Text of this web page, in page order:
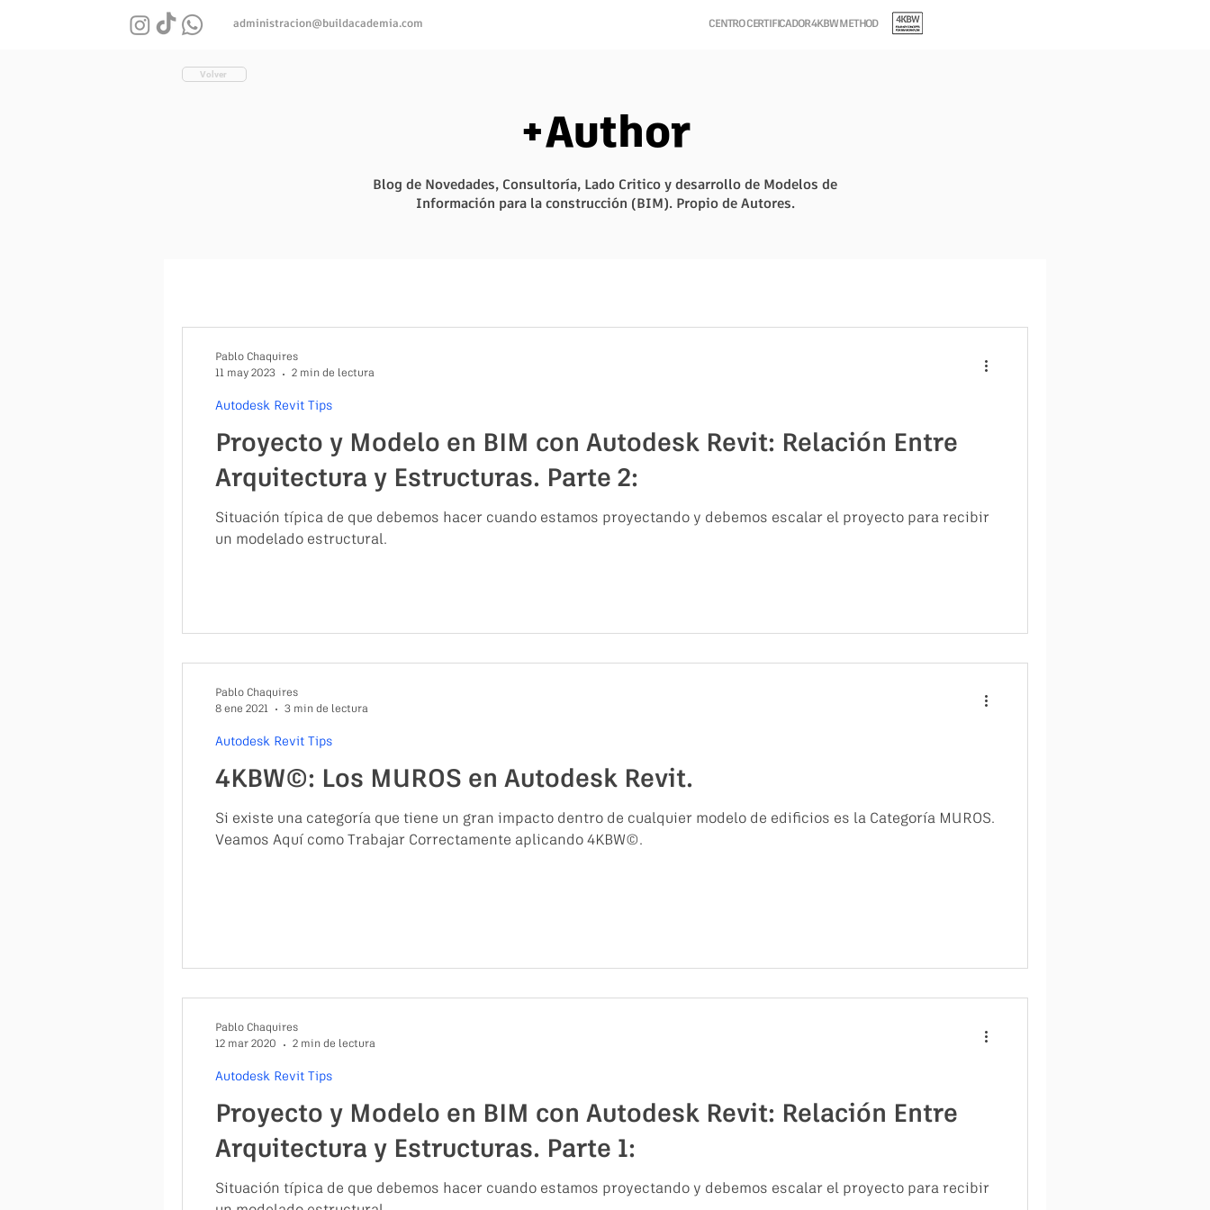
administracion@buildacademia.com CENTRO CERTIFICADOR 4KBW METHOD
Volver
+Author
Blog de Novedades, Consultoría, Lado Critico y desarrollo de Modelos de
Información para la construcción (BIM). Propio de Autores.
Proyecto y Modelo en BIM con Autodesk Revit: Relación Entre
Arquitectura y Estructuras. Parte 2:
Situación típica de que debemos hacer cuando estamos proyectando y debemos escalar el proyecto para recibir
un modelado estructural.
Autodesk Revit Tips
Pablo Chaquires
11 may 2023
2 min de lectura
4KBW©: Los MUROS en Autodesk Revit.
Si existe una categoría que tiene un gran impacto dentro de cualquier modelo de edificios es la Categoría MUROS.
Veamos Aquí como Trabajar Correctamente aplicando 4KBW©.
Autodesk Revit Tips
Pablo Chaquires
8 ene 2021
3 min de lectura
Proyecto y Modelo en BIM con Autodesk Revit: Relación Entre
Arquitectura y Estructuras. Parte 1:
Situación típica de que debemos hacer cuando estamos proyectando y debemos escalar el proyecto para recibir
Autodesk Revit Tips
Pablo Chaquires
12 mar 2020
2 min de lectura